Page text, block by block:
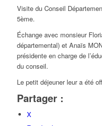
Visite du Conseil
5ème.
Échange avec monsieur
départemental) et Anaïs
présidente en charge de
du conseil.
Le petit déjeuner leur a été
Partager :
X